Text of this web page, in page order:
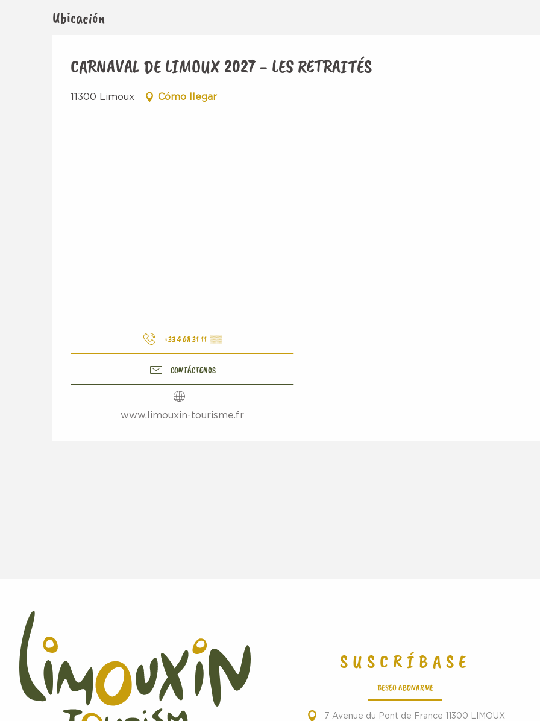
Ubicación
CARNAVAL DE LIMOUX 2027 - LES RETRAITÉS
11300 Limoux Cómo llegar
+33 4 68 31 11 ▒▒
CONTÁCTENOS
www.limouxin-tourisme.fr
SUSCRÍBASE
DESEO ABONARME
7 Avenue du Pont de France 11300 LIMOUX